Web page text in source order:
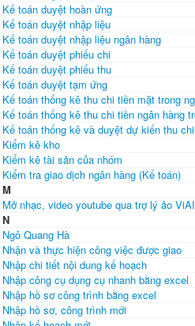
Kế toán duyệt hoàn ứng
Kế toán duyệt nhập liệu
Kế toán duyệt nhập liệu ngân hàng
Kế toán duyệt phiếu chi
Kế toán duyệt phiếu thu
Kế toán duyệt tạm ứng
Kế toán thống kê thu chi tiền mặt trong
Kế toán thống kê thu chi tiền ngân hàng
Kế toán thống kê và duyệt dự kiến thu chi
Kiểm kê kho
Kiểm kê tài sản của nhóm
Kiểm tra giao dịch ngân hàng (Kế toán)
M
Mở nhạc, video youtube qua trợ lý ảo ViAI
N
Ngô Quang Hà
Nhận và thực hiện công việc được giao
Nhập chi tiết nội dung kế hoạch
Nhập công cụ dụng cụ nhanh bằng excel
Nhập hồ sơ công trình bằng excel
Nhập hồ sơ, công trình mới